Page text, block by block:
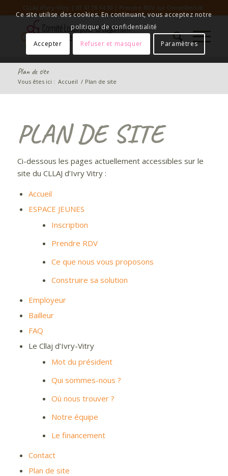
CLLAJ d’Ivry-Vitry | 01 47 18 14 30 | Prendre RDV sur ConseillerLib'
Plan de site
Vous êtes ici : Accueil / Plan de site
PLAN DE SITE
Ci-dessous les pages actuellement accessibles sur le
site du CLLAJ d’Ivry Vitry :
Accueil
ESPACE JEUNES
Inscription
Prendre RDV
Ce que nous vous proposons
Construire sa solution
Employeur
Bailleur
FAQ
Le Cllaj d’Ivry-Vitry
Mot du président
Qui sommes-nous ?
Où nous trouver ?
Notre équipe
Le financement
Contact
Plan de site
Ce site utilise des cookies. En continuant, vous acceptez notre
politique de confidentialité
Accepter
Refuser et masquer Paramètres